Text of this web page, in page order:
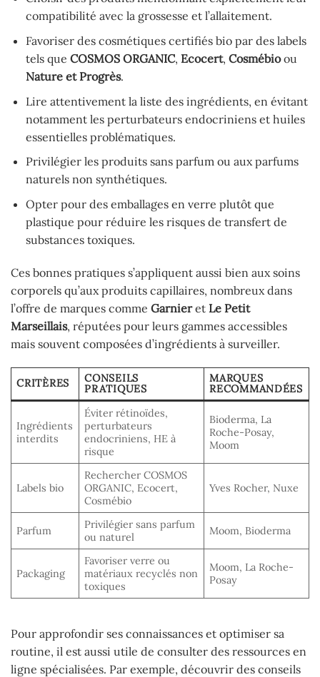
compatibilité avec la grossesse et l’allaitement.
Favoriser des cosmétiques certifiés bio par des labels
tels que COSMOS ORGANIC, Ecocert, Cosmébioou
Nature et Progrès.
Lire attentivement la liste des ingrédients, en évitant
notamment les perturbateurs endocriniens et huiles
essentielles problématiques.
Privilégier les produits sans parfum ou aux parfums
naturels non synthétiques.
Opter pour des emballages en verre plutôt que
plastique pour réduire les risques de transfert de
substances toxiques.
Ces bonnes pratiques s’appliquent aussi bien aux soins
corporels qu’aux produits capillaires, nombreux dans
l’offre de marques comme Garnieret Le Petit
Marseillais, réputées pour leurs gammes accessibles
mais souvent composées d’ingrédients à surveiller.
CRITÈRES
CONSEILS
PRATIQUES
MARQUES
RECOMMANDÉES
Ingrédients
interdits
Éviter rétinoïdes,
perturbateurs
endocriniens, HE à
risque
Bioderma, La
Roche-Posay,
Moom
Labels bio
Rechercher COSMOS
ORGANIC, Ecocert,
Cosmébio
Yves Rocher, Nuxe
Parfum
Privilégier sans parfum
ou naturel
Moom, Bioderma
Packaging
Favoriser verre ou
matériaux recyclés non
toxiques
Moom, La Roche-
Posay
Pour approfondir ses connaissances et optimiser sa
routine, il est aussi utile de consulter des ressources en
ligne spécialisées. Par exemple, découvrir des conseils